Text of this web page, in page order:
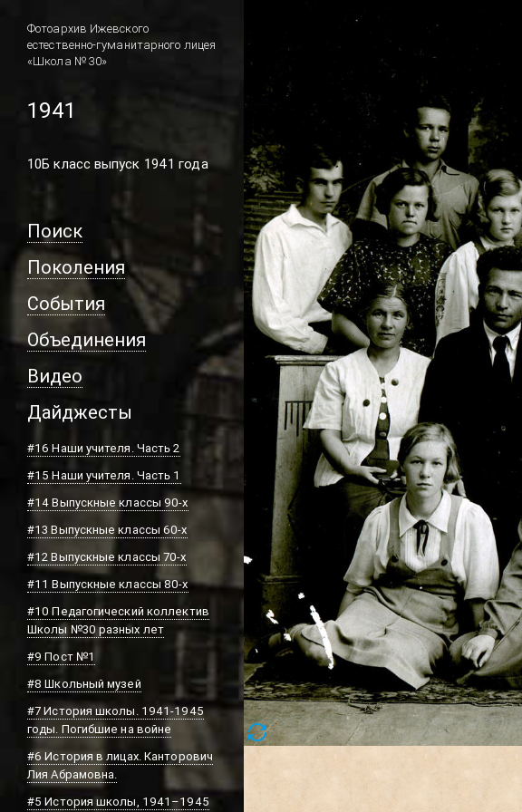
Фотоархив Ижевского
естественно-гуманитарного лицея
«Школа № 30»
1941
10Б класс выпуск 1941 года
Поиск
Поколения
События
Объединения
Видео
Дайджесты
#16 Наши учителя. Часть 2
#15 Наши учителя. Часть 1
#14 Выпускные классы 90-х
#13 Выпускные классы 60-х
#12 Выпускные классы 70-х
#11 Выпускные классы 80-х
#10 Педагогический коллектив
Школы №30 разных лет
#9 Пост №1
#8 Школьный музей
#7 История школы. 1941-1945
годы. Погибшие на войне
#6 История в лицах. Канторович
Лия Абрамовна.
#5 История школы, 1941–1945